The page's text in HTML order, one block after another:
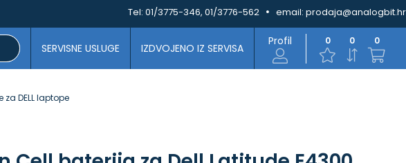
Tel: 01/3775-346, 01/3776-562 email: prodaja@analogbit.hr
SERVISNE USLUGE IZDVOJENO IZ SERVISA
0
0
0
Profil
za DELL laptope